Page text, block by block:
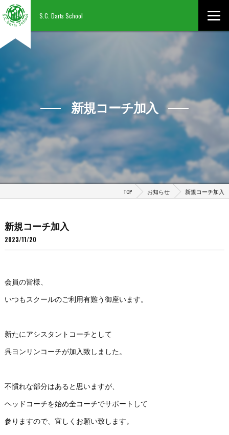
S.C. Darts School
新規コーチ加入
TOP お知らせ 新規コーチ加入
新規コーチ加入
2023/11/20
会員の皆様、
いつもスクールのご利用有難う御座います。
新たにアシスタントコーチとして
呉ヨンリンコーチが加入致しました。
不慣れな部分はあると思いますが、
ヘッドコーチを始め全コーチでサポートして
参りますので、宜しくお願い致します。